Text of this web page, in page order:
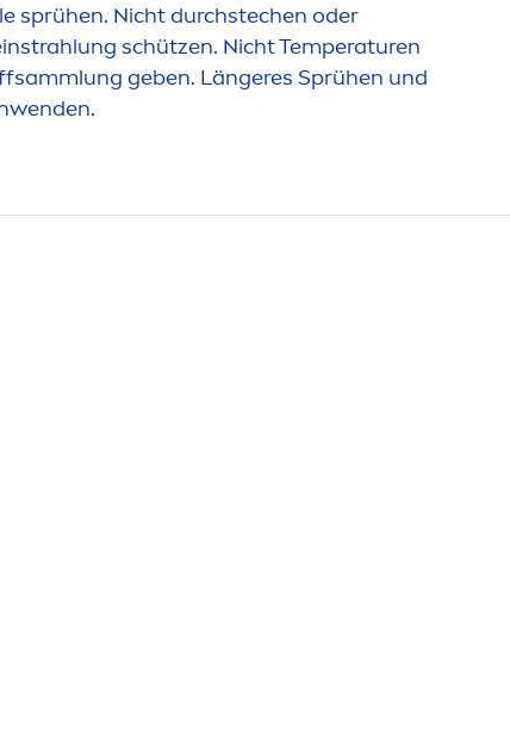
sprühen. Nicht durchstechen oder
schützen. Nicht Temperaturen
geben. Längeres Sprühen und